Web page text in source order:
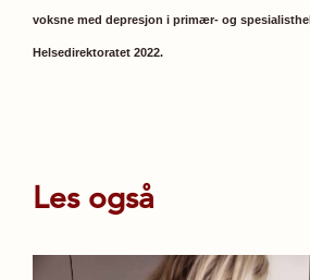
voksne med depresjon i primær- og
Helsedirektoratet 2022.
Les også